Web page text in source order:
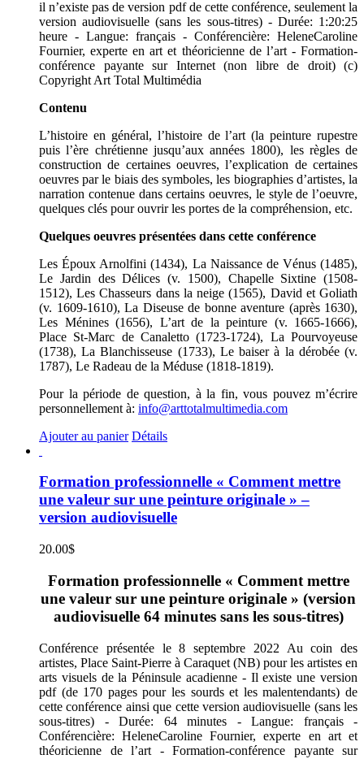
il n’existe pas de version pdf de cette conférence, seulement la
version audiovisuelle (sans les sous-titres) - Durée: 1:20:25
heure - Langue: français - Conférencière: HeleneCaroline
Fournier, experte en art et théoricienne de l’art - Formation-
conférence payante sur Internet (non libre de droit) (c)
Copyright Art Total Multimédia
Contenu
L’histoire en général, l’histoire de l’art (la peinture rupestre
puis l’ère chrétienne jusqu’aux années 1800), les règles de
construction de certaines oeuvres, l’explication de certaines
oeuvres par le biais des symboles, les biographies d’artistes, la
narration contenue dans certains oeuvres, le style de l’oeuvre,
quelques clés pour ouvrir les portes de la compréhension, etc.
Quelques oeuvres présentées dans cette conférence
Les Époux Arnolfini (1434), La Naissance de Vénus (1485),
Le Jardin des Délices (v. 1500), Chapelle Sixtine (1508-
1512), Les Chasseurs dans la neige (1565), David et Goliath
(v. 1609-1610), La Diseuse de bonne aventure (après 1630),
Les Ménines (1656), L’art de la peinture (v. 1665-1666),
Place St-Marc de Canaletto (1723-1724), La Pourvoyeuse
(1738), La Blanchisseuse (1733), Le baiser à la dérobée (v.
1787), Le Radeau de la Méduse (1818-1819).
Pour la période de question, à la fin, vous pouvez m’écrire
personnellement à: info@arttotalmultimedia.com
Ajouter au panier Détails
Formation professionnelle « Comment mettre
une valeur sur une peinture originale » –
version audiovisuelle
20.00$
Formation professionnelle « Comment mettre
une valeur sur une peinture originale » (version
audiovisuelle 64 minutes sans les sous-titres)
Conférence présentée le 8 septembre 2022 Au coin des
artistes, Place Saint-Pierre à Caraquet (NB) pour les artistes en
arts visuels de la Péninsule acadienne - Il existe une version
pdf (de 170 pages pour les sourds et les malentendants) de
cette conférence ainsi que cette version audiovisuelle (sans les
sous-titres) - Durée: 64 minutes - Langue: français -
Conférencière: HeleneCaroline Fournier, experte en art et
théoricienne de l’art - Formation-conférence payante sur